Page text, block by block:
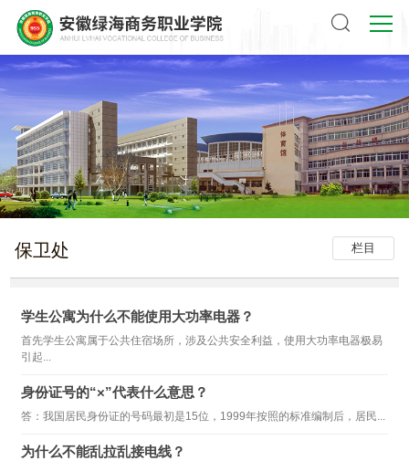
栏目
保卫处
学生公寓为什么不能使用大功率电器？
首先学生公寓属于公共住宿场所，涉及公共安全利益，使用大功率电器极易
引起...
身份证号的“×”代表什么意思？
答：我国居民身份证的号码最初是15位，1999年按照的标准编制后，居民...
为什么不能乱拉乱接电线？